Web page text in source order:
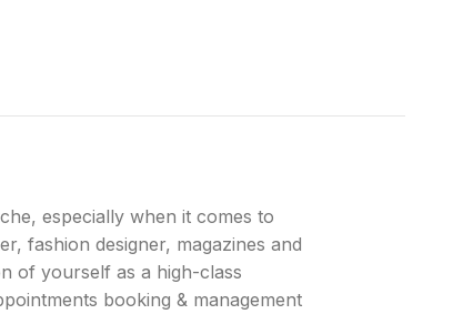
especially when it comes to
fashion designer, magazines and
of yourself as a high-class
booking & management